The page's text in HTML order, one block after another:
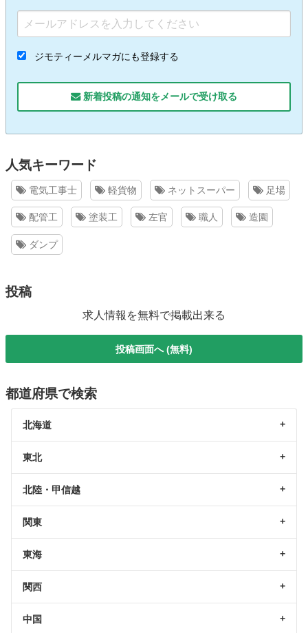
ジモティーメルマガにも登録する
新着投稿の通知をメールで受け取る
人気キーワード
電気工事士 軽貨物 ネットスーパー 足場
配管工 塗装工 左官 職人 造園
ダンプ
投稿
求人情報を無料で掲載出来る
投稿画面へ (無料)
都道府県で検索
北海道
東北
北陸・甲信越
関東
東海
関西
中国